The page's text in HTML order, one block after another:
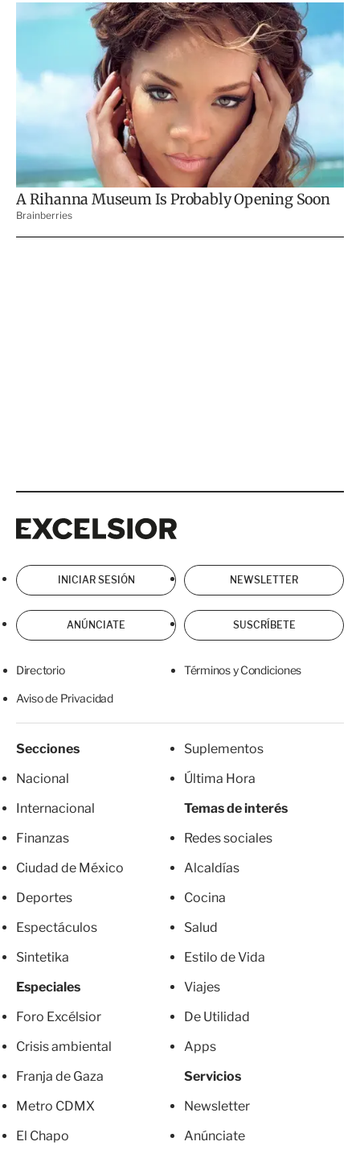
INICIAR SESIÓN NEWSLETTER
ANÚNCIATE SUSCRÍBETE
Directorio Términos y Condiciones
Aviso de Privacidad
Secciones
Nacional
Internacional
Finanzas
Ciudad de México
Deportes
Espectáculos
Sintetika
Especiales
Foro Excélsior
Crisis ambiental
Franja de Gaza
Metro CDMX
El Chapo
Suplementos
Última Hora
Temas de interés
Redes sociales
Alcaldías
Cocina
Salud
Estilo de Vida
Viajes
De Utilidad
Apps
Servicios
Newsletter
Anúnciate